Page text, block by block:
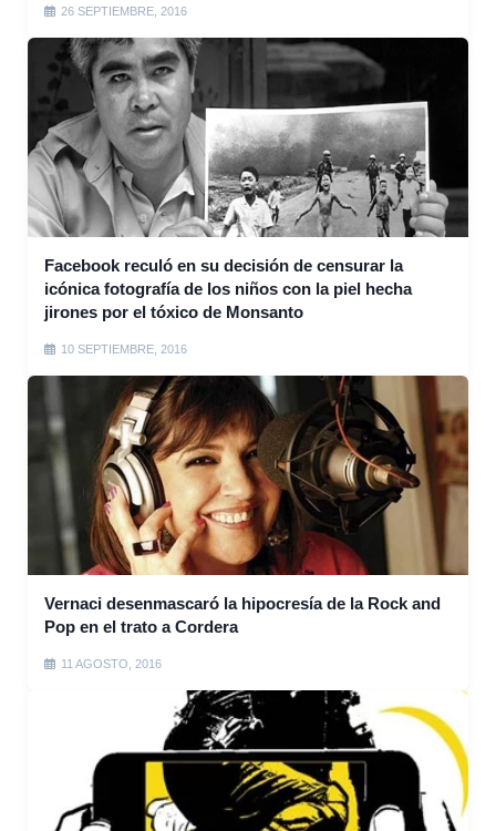
26 SEPTIEMBRE, 2016
Facebook reculó en su decisión de censurar la
icónica fotografía de los niños con la piel hecha
jirones por el tóxico de Monsanto
10 SEPTIEMBRE, 2016
Vernaci desenmascaró la hipocresía de la Rock and
Pop en el trato a Cordera
11 AGOSTO, 2016